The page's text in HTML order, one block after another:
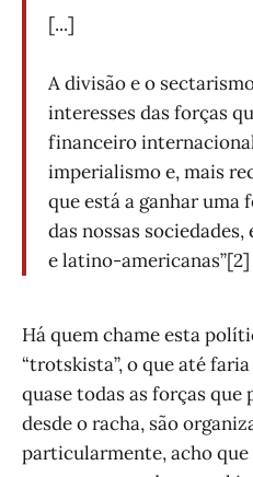
[...]
A divisão e o
interesses das forças
financeiro
imperialismo e, mais
que está a ganhar
das nossas
e latino-americanas”[2]
Há quem chame esta
“trotskista”, o que até
quase todas as forças que
desde o racha, são
particularmente, acho que